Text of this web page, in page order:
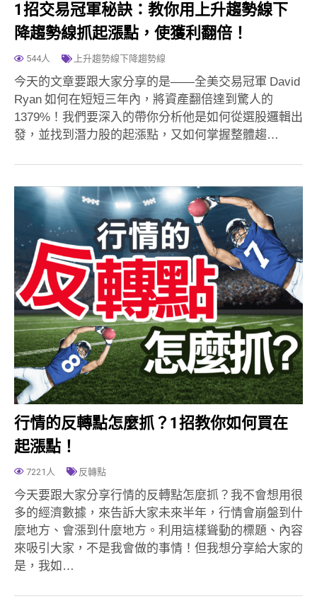
1招交易冠軍秘訣：教你用上升趨勢線下
降趨勢線抓起漲點，使獲利翻倍！
544人 上升趨勢線下降趨勢線
今天的文章要跟大家分享的是——全美交易冠軍 David
Ryan 如何在短短三年內，將資產翻倍達到驚人的
1379%！我們要深入的帶你分析他是如何從選股邏輯出
發，並找到潛力股的起漲點，又如何掌握整體趨…
行情的反轉點怎麼抓？1招教你如何買在
起漲點！
7221人 反轉點
今天要跟大家分享行情的反轉點怎麼抓？我不會想用很
多的經濟數據，來告訴大家未來半年，行情會崩盤到什
麼地方、會漲到什麼地方。利用這樣聳動的標題、內容
來吸引大家，不是我會做的事情！但我想分享給大家的
是，我如…